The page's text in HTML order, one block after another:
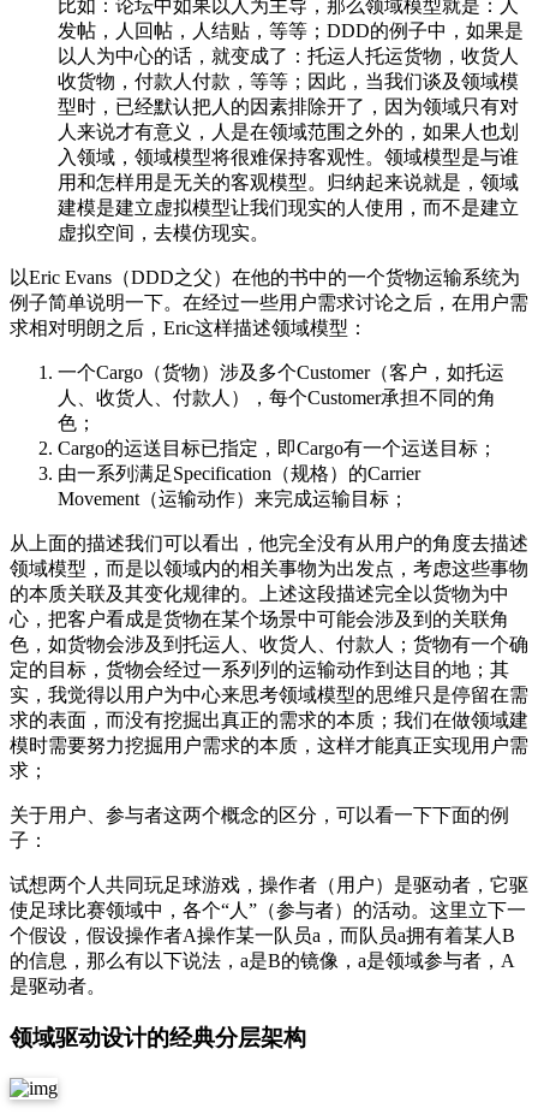
比如：论坛中如果以人为主导，那么领域模型就是：人
发帖，人回帖，人结贴，等等；DDD的例子中，如果是
以人为中心的话，就变成了：托运人托运货物，收货人
收货物，付款人付款，等等；因此，当我们谈及领域模
型时，已经默认把人的因素排除开了，因为领域只有对
人来说才有意义，人是在领域范围之外的，如果人也划
入领域，领域模型将很难保持客观性。领域模型是与谁
用和怎样用是无关的客观模型。归纳起来说就是，领域
建模是建立虚拟模型让我们现实的人使用，而不是建立
虚拟空间，去模仿现实。
以Eric Evans（DDD之父）在他的书中的一个货物运输系统为
例子简单说明一下。在经过一些用户需求讨论之后，在用户需
求相对明朗之后，Eric这样描述领域模型：
一个Cargo（货物）涉及多个Customer（客户，如托运
人、收货人、付款人），每个Customer承担不同的角
色；
Cargo的运送目标已指定，即Cargo有一个运送目标；
由一系列满足Specification（规格）的Carrier
Movement（运输动作）来完成运输目标；
从上面的描述我们可以看出，他完全没有从用户的角度去描述
领域模型，而是以领域内的相关事物为出发点，考虑这些事物
的本质关联及其变化规律的。上述这段描述完全以货物为中
心，把客户看成是货物在某个场景中可能会涉及到的关联角
色，如货物会涉及到托运人、收货人、付款人；货物有一个确
定的目标，货物会经过一系列列的运输动作到达目的地；其
实，我觉得以用户为中心来思考领域模型的思维只是停留在需
求的表面，而没有挖掘出真正的需求的本质；我们在做领域建
模时需要努力挖掘用户需求的本质，这样才能真正实现用户需
求；
关于用户、参与者这两个概念的区分，可以看一下下面的例
子：
试想两个人共同玩足球游戏，操作者（用户）是驱动者，它驱
使足球比赛领域中，各个“人”（参与者）的活动。这里立下一
个假设，假设操作者A操作某一队员a，而队员a拥有着某人B
的信息，那么有以下说法，a是B的镜像，a是领域参与者，A
是驱动者。
领域驱动设计的经典分层架构